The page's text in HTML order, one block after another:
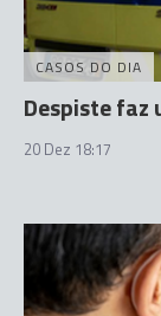
CASOS DO DIA
Despiste faz
20 Dez 18:17